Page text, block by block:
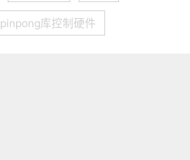
pinpong库控制硬件